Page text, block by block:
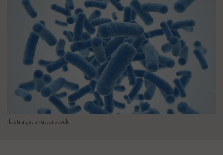
Ilustracja: shutterstock